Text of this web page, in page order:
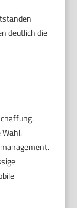
deutlich die